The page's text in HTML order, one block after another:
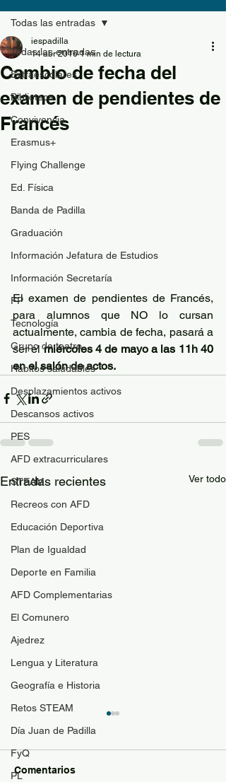
Todas las entradas
Extraescolares
Biblioteca
Convivencia
Erasmus+
Flying Challenge
Ed. Física
Banda de Padilla
Graduación
Información Jefatura de Estudios
Información Secretaría
FP
Tecnología
Grupo de teatro
Hábitos saludables
Desplazamientos activos
Descansos activos
PES
AFD extracurriculares
STEAM
Recreos con AFD
Educación Deportiva
Plan de Igualdad
Deporte en Familia
AFD Complementarias
El Comunero
Ajedrez
Lengua y Literatura
Geografía e Historia
Retos STEAM
Día Juan de Padilla
FyQ
PL
Todas las entradas
Cambio de fecha del
examen de pendientes de
Francés
iespadilla
14 abr 2016 1 min de lectura
El examen de pendientes de Francés,
para alumnos que NO lo cursan
actualmente, cambia de fecha, pasará a
ser el miércoles 4 de mayo a las 11h 40
en el salón de actos.
Entradas recientes Ver todo
Comentarios